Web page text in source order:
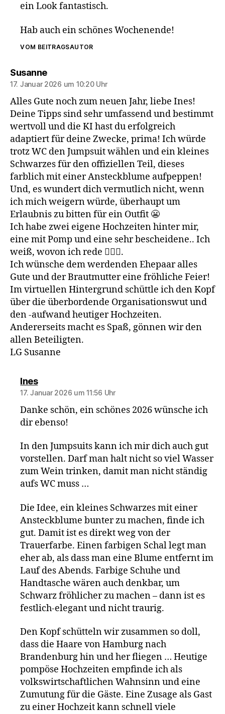
ein Look fantastisch.
Hab auch ein schönes Wochenende!
VOM BEITRAGSAUTOR
Susannesagt:
17. Januar 2026 um 10:20 Uhr
Alles Gute noch zum neuen Jahr, liebe Ines!
Deine Tipps sind sehr umfassend und bestimmt
wertvoll und die KI hast du erfolgreich
adaptiert für deine Zwecke, prima! Ich würde
trotz WC den Jumpsuit wählen und ein kleines
Schwarzes für den offiziellen Teil, dieses
farblich mit einer Ansteckblume aufpeppen!
Und, es wundert dich vermutlich nicht, wenn
ich mich weigern würde, überhaupt um
Erlaubnis zu bitten für ein Outfit 😬
Ich habe zwei eigene Hochzeiten hinter mir,
eine mit Pomp und eine sehr bescheidene.. Ich
weiß, wovon ich rede 🤷🏻‍♀️.
Ich wünsche dem werdenden Ehepaar alles
Gute und der Brautmutter eine fröhliche Feier!
Im virtuellen Hintergrund schüttle ich den Kopf
über die überbordende Organisationswut und
den -aufwand heutiger Hochzeiten.
Andererseits macht es Spaß, gönnen wir den
allen Beteiligten.
LG Susanne
Inessagt:
17. Januar 2026 um 11:56 Uhr
Danke schön, ein schönes 2026 wünsche ich
dir ebenso!
In den Jumpsuits kann ich mir dich auch gut
vorstellen. Darf man halt nicht so viel Wasser
zum Wein trinken, damit man nicht ständig
aufs WC muss …
Die Idee, ein kleines Schwarzes mit einer
Ansteckblume bunter zu machen, finde ich
gut. Damit ist es direkt weg von der
Trauerfarbe. Einen farbigen Schal legt man
eher ab, als dass man eine Blume entfernt im
Lauf des Abends. Farbige Schuhe und
Handtasche wären auch denkbar, um
Schwarz fröhlicher zu machen – dann ist es
festlich-elegant und nicht traurig.
Den Kopf schütteln wir zusammen so doll,
dass die Haare von Hamburg nach
Brandenburg hin und her fliegen … Heutige
pompöse Hochzeiten empfinde ich als
volkswirtschaftlichen Wahnsinn und eine
Zumutung für die Gäste. Eine Zusage als Gast
zu einer Hochzeit kann schnell viele